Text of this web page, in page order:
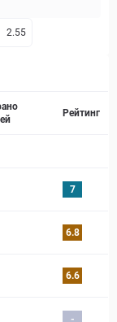
2.55
Рейтинг
7
6.8
6.6
-